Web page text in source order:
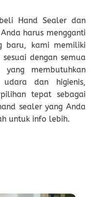
Hand Sealer dan
harus mengganti
baru, kami memiliki
dengan semua
membutuhkan
dan higienis,
tepat sebagai
sealer yang Anda
untuk info lebih.